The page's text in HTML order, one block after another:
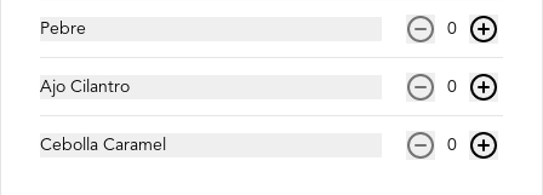
Pebre 0
Ajo Cilantro 0
Cebolla Caramel 0